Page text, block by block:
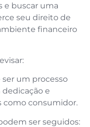
e buscar uma
seu direito de
financeiro
ser um processo
dedicação e
como consumidor.
ser seguidos: